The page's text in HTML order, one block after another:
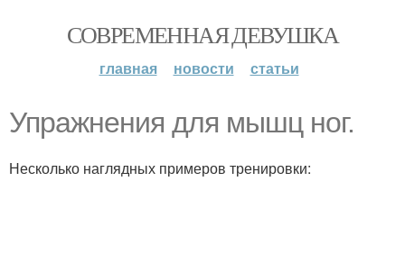
СОВРЕМЕННАЯ ДЕВУШКА
главная новости статьи
Упражнения для мышц ног.
Несколько наглядных примеров тренировки: